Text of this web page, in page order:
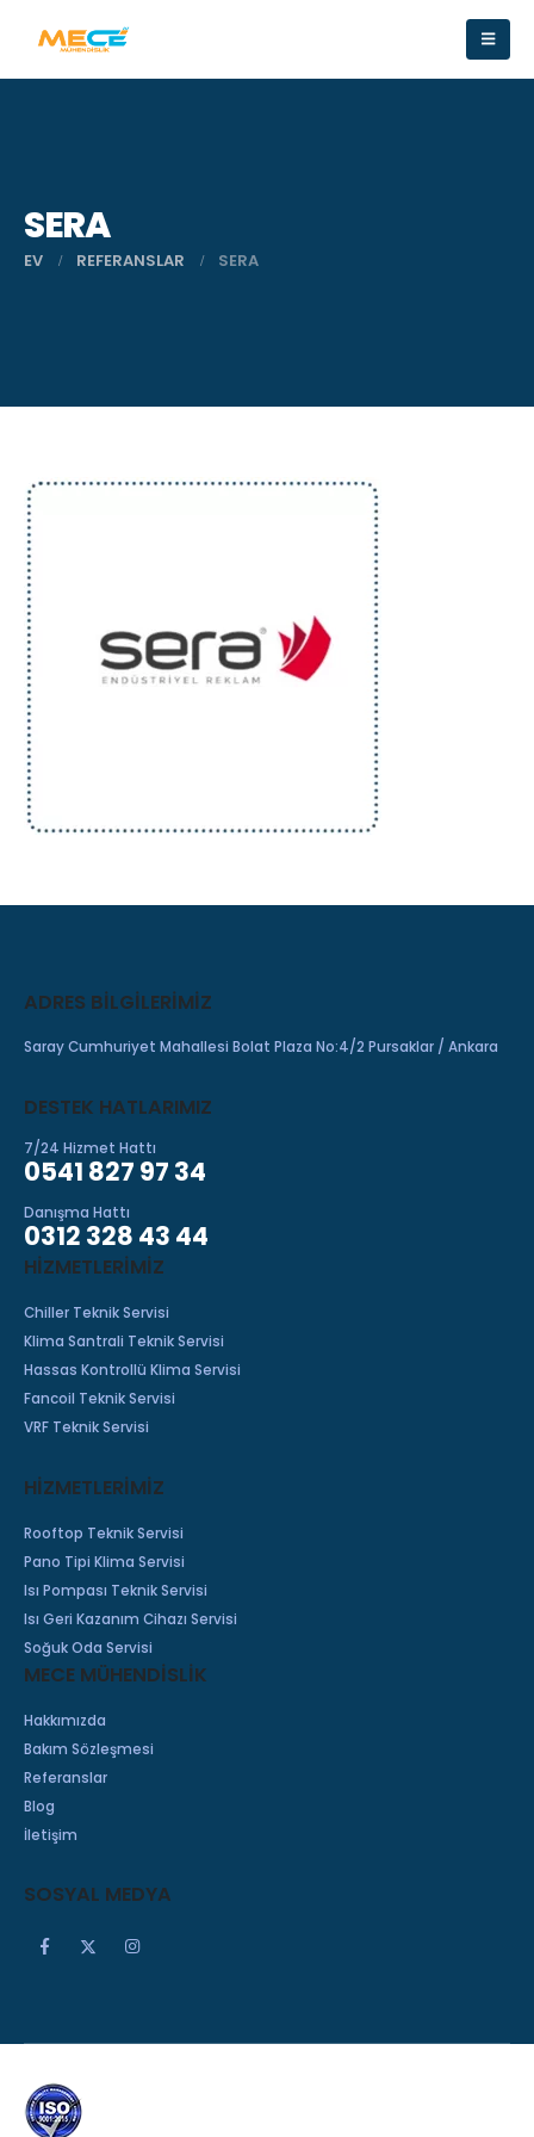
SERA
EV REFERANSLAR SERA
ADRES BILGILERIMIZ
Saray Cumhuriyet Mahallesi Bolat Plaza No:4/2 Pursaklar / Ankara
DESTEK HATLARIMIZ
7/24 Hizmet Hattı
0541 827 97 34
Danışma Hattı
0312 328 43 44
HIZMETLERIMIZ
Chiller Teknik Servisi
Klima Santrali Teknik Servisi
Hassas Kontrollü Klima Servisi
Fancoil Teknik Servisi
VRF Teknik Servisi
HİZMETLERİMİZ
Rooftop Teknik Servisi
Pano Tipi Klima Servisi
Isı Pompası Teknik Servisi
Isı Geri Kazanım Cihazı Servisi
Soğuk Oda Servisi
MECE MÜHENDİSLİK
Hakkımızda
Bakım Sözleşmesi
Referanslar
Blog
İletişim
SOSYAL MEDYA